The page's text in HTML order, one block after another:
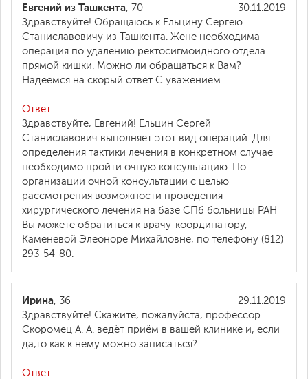
30.11.2019
Евгений из Ташкента, 70
Здравствуйте! Обращаюсь к Ельцину Сергею
Станиславовичу из Ташкента. Жене необходима
операция по удалению ректосигмоидного отдела
прямой кишки. Можно ли обращаться к Вам?
Надеемся на скорый ответ С уважением
Ответ:
Здравствуйте, Евгений! Ельцин Сергей
Станиславович выполняет этот вид операций. Для
определения тактики лечения в конкретном случае
необходимо пройти очную консультацию. По
организации очной консультации с целью
рассмотрения возможности проведения
хирургического лечения на базе СПб больницы РАН
Вы можете обратиться к врачу-координатору,
Каменевой Элеоноре Михайловне, по телефону (812)
293-54-80.
29.11.2019
Ирина, 36
Здравствуйте! Скажите, пожалуйста, профессор
Скоромец А. А. ведёт приём в вашей клинике и, если
да,то как к нему можно записаться?
Ответ: